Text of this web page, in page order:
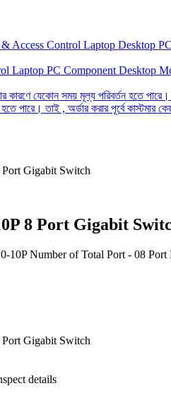
Access Control Laptop Desktop
Laptop PC Component Desktop
কারণে যেকোন সময় মূল্য পরিবর্তন হতে
পারে। তাই , অর্ডার করার পূর্বে
Gigabit Switch
8 Port Gigabit
10P Number of Total Port - 08
Gigabit Switch
details